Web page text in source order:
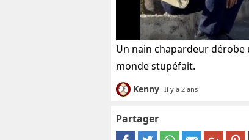
Un nain chapardeur
monde stupéfait.
Kenny Il y a 2 ans
Partager